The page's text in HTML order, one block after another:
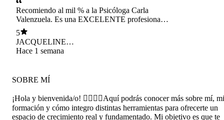
Recomiendo al mil % a la Psicóloga Carla
Valenzuela. Es una EXCELENTE profesional,
además muy humana. Sus aranceles son muy
razonables y su atención un 7.0 llevo menos de
un semestre con ella y he avanzado demasiado.
Respeta el tiempo de la consulta, etc. De verdad
porque es muy comprometida con el avance de
sus pacientes.
5
JACQUELINE
CIFUENTES
Hace 1 semana
SOBRE MÍ
¡Hola y bienvenida/o! 🙋🏻‍♀️✨Aquí podrás conocer más sobre mí, mi
formación y cómo integro distintas herramientas para ofrecerte un
espacio de crecimiento real y fundamentado. Mi objetivo es que te